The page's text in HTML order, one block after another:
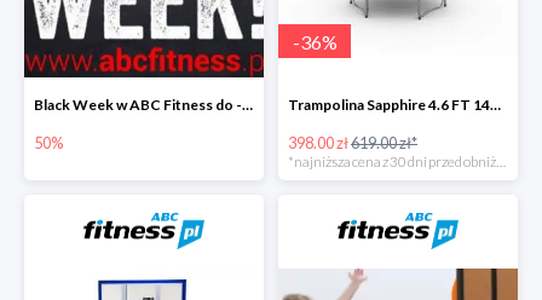
Black Week w ABC Fitness do -50%
50%
-36%
Trampolina Sapphire 4.6 FT 140 cm
398.00 zł619.00 zł*